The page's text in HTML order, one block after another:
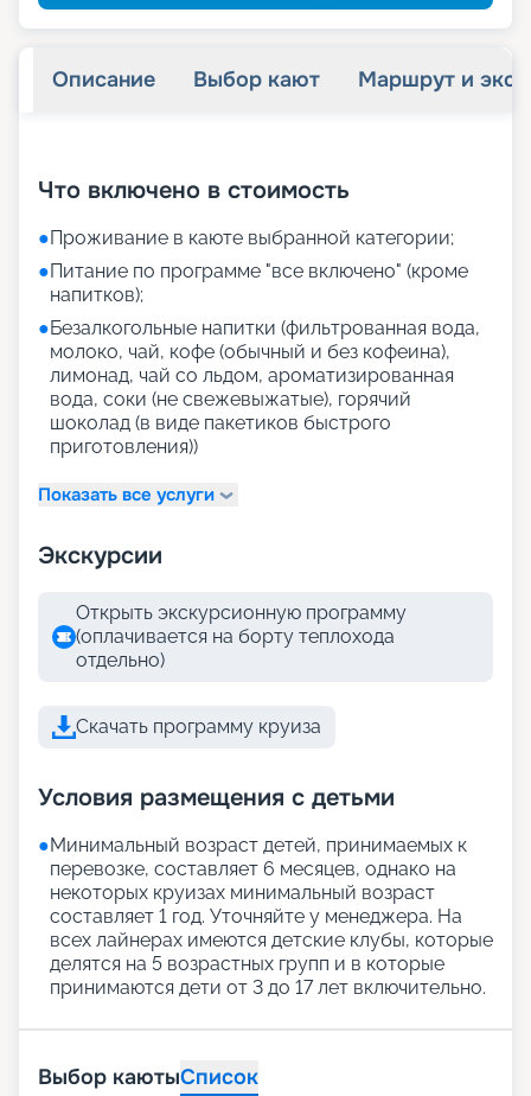
Описание Выбор кают Маршрут и
Что включено в стоимость
●Проживание в каюте выбранной категории;
●Питание по программе "все включено" (кроме
напитков);
●Безалкогольные напитки (фильтрованная вода,
молоко, чай, кофе (обычный и без кофеина),
лимонад, чай со льдом, ароматизированная
вода, соки (не свежевыжатые), горячий
шоколад (в виде пакетиков быстрого
приготовления))
Показать все услуги
Экскурсии
Открыть экскурсионную программу
(оплачивается на борту теплохода
отдельно)
Скачать программу круиза
Условия размещения с детьми
●Минимальный возраст детей, принимаемых к
перевозке, составляет 6 месяцев, однако на
некоторых круизах минимальный возраст
составляет 1 год. Уточняйте у менеджера. На
всех лайнерах имеются детские клубы, которые
делятся на 5 возрастных групп и в которые
принимаются дети от 3 до 17 лет включительно.
Выбор каютыСписок